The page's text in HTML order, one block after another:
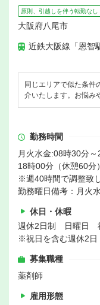
原則、引越しを伴う転勤なし
大阪府八尾市
近鉄大阪線「恩智
同じエリアで似た条件
介いたします。お悩み
勤務時間
月火水金:08時30分
18時00分（休憩60分
※週40時間で調整致
勤務曜日備考：月火
休日・休暇
週休2日制 日曜日
※祝日を含む週休2日
募集職種
薬剤師
雇用形態